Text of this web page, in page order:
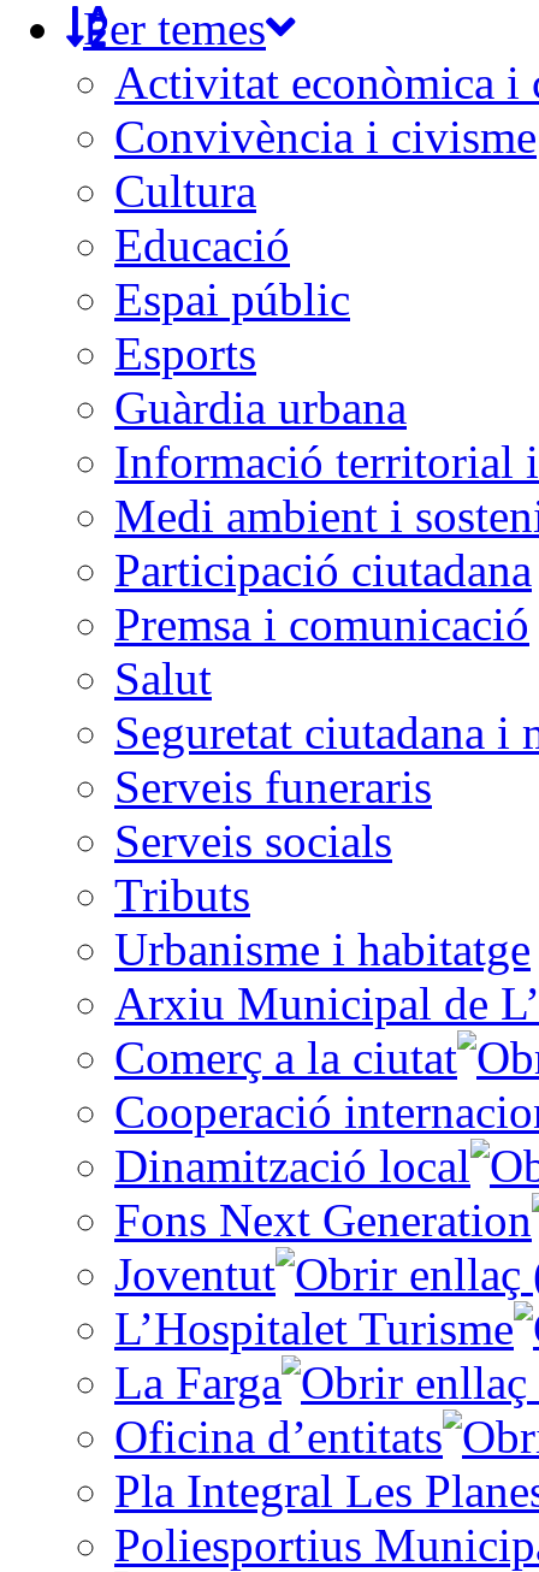
Per temes
Activitat econòmica i
Convivència i civisme
Cultura
Educació
Espai públic
Esports
Guàrdia urbana
Informació territorial
Medi ambient i
Participació ciutadana
Premsa i comunicació
Salut
Seguretat ciutadana i
Serveis funeraris
Serveis socials
Tributs
Urbanisme i habitatge
Arxiu Municipal de
Comerç a la ciutat
Cooperació
Dinamització local
Fons Next Generation
Joventut
L’Hospitalet Turisme
La Farga
Oficina d’entitats
Pla Integral Les
Poliesportius